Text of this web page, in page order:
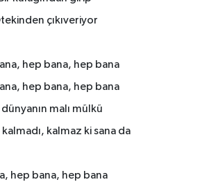
çıkıveriyor
hep bana, hep bana
hep bana, hep bana
dünyanın malı mülkü
kalmadı, kalmaz ki sana da
hep bana, hep bana